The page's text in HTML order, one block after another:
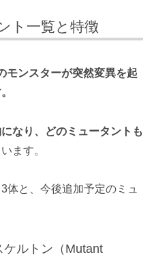
ト一覧と特徴
モンスターが突然変異を起
なり、どのミュータントも
ます。
体と、今後追加予定のミュ
ケルトン（Mutant